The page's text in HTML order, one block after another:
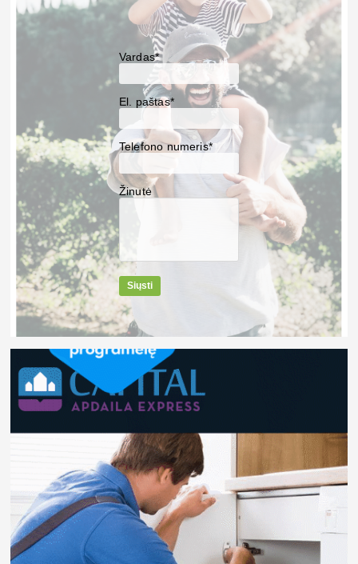
Vardas*
El. paštas*
Telefono numeris*
Žinutė
Siųsti